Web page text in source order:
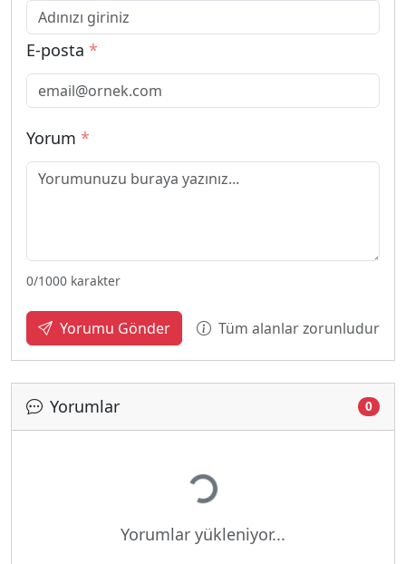
E-posta *
Yorum *
0/1000 karakter
Yorumu Gönder Tüm alanlar zorunludur
Yorumlar 0
Yükleniyor...
Yorumlar yükleniyor...